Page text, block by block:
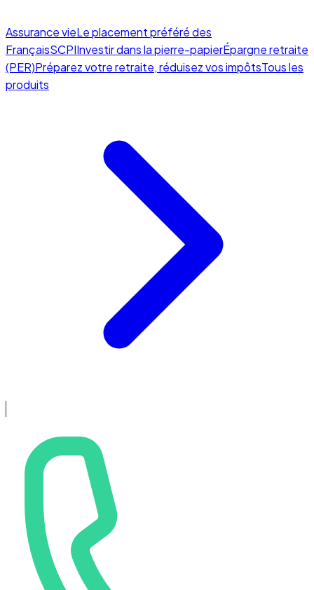
Assurance vieLe placement préféré des
FrançaisSCPIInvestir dans la pierre-papierÉpargne retraite
(PER)Préparez votre retraite, réduisez vos impôtsTous les
produits